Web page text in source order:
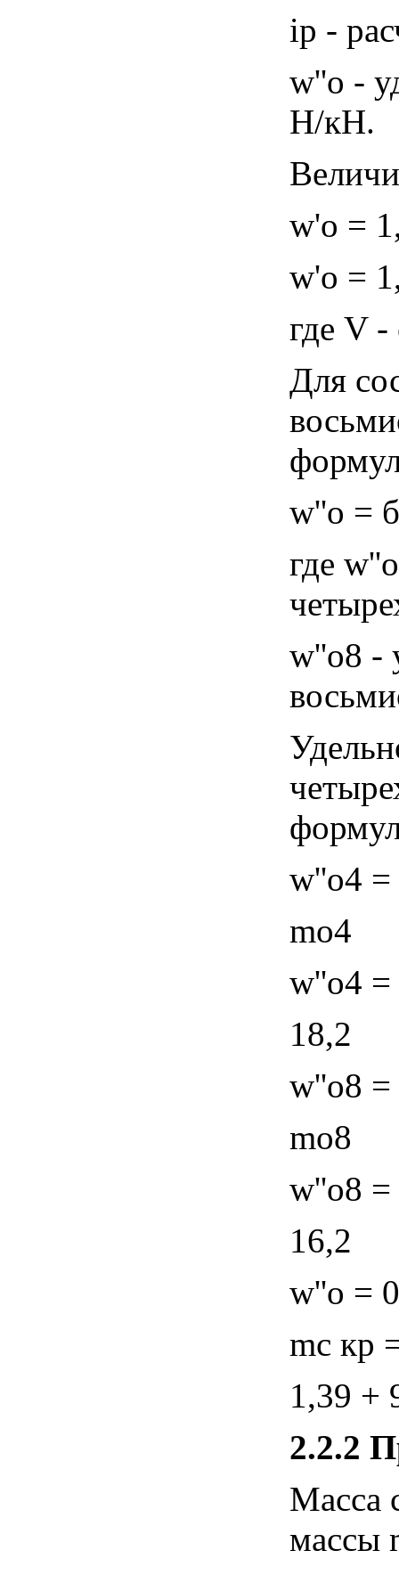
ip -
w''o -
Н/кН.
w'o =
w'o =
где V
Для
w''o =
где
w''o8 -
w''o4
mo4
w''o4
18,2
w''o8
mo8
w''o8
16,2
w''o =
mс кр
1,39 +
2.2.2
Масса
массы